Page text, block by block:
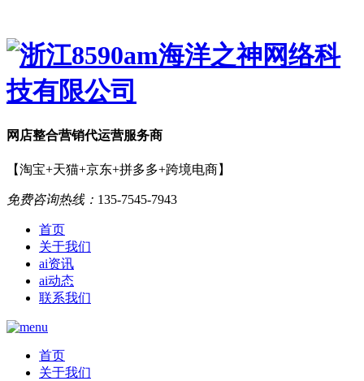
网店整合营销代运营服务商
【淘宝+天猫+京东+拼多多+跨境电商】
免费咨询热线： 135-7545-7943
首页
关于我们
ai资讯
ai动态
联系我们
首页
关于我们